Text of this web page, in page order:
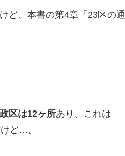
ど、本書の第4章「23区の通
区は12ヶ所あり、これは
ど…。